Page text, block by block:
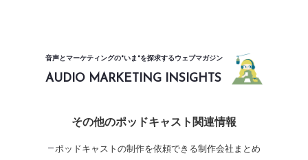
音声とマーケティングの"いま"を探求するウェブマガジン
AUDIO MARKETING INSIGHTS
その他のポッドキャスト関連情報
ポッドキャストの制作を依頼できる制作会社まとめ